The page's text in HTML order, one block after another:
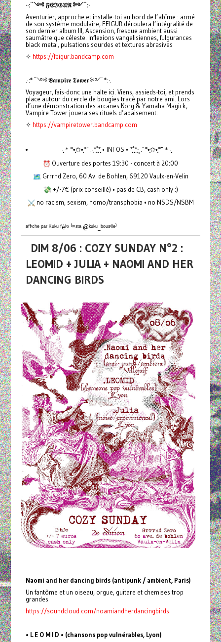
··:¨༺ 𝔉𝔈ℑ𝔊𝔘ℜ ༻¨:·
Aventurier, approche et installe-toi au bord de l’abîme : armé
de son système modulaire, FEIGUR déroulera l’intégralité de
son dernier album III, Ascension, fresque ambient aussi
saumâtre que céleste. Inflexions vangelisiennes, fulgurances
black metal, pulsations sourdes et textures abrasives
✧ https://feigur.bandcamp.com
.·:*¨༺ 𝖁𝖆𝖒𝖕𝖎𝖗𝖊 𝕿𝖔𝖜𝖊𝖗 ༻¨*:·.
Voyageur, fais-donc une halte ici. Viens, assieds-toi, et prends
place autour du cercle de bougies tracé par notre ami. Lors
d’une démonstration des arcanes Korg & Yamaha Magick,
Vampire Tower jouera ses rituels d’apaisement.
✧ https://vampiretower.bandcamp.com
·̩̩̥͙＊*•̩̩͙✩•̩̩͙*˚ .·͙*̩̩͙˚̩̥̩̥*̩̩̥͙ • INFOS • *̩̩̥͙˚̩̥̩̥*̩̩͙‧͙ .˚*•̩̩͙✩•̩̩͙*˚＊·̩̩̥͙
Ouverture des portes 19:30 - concert à 20:00
Grrrnd Zero, 60 Av. de Bohlen, 69120 Vaulx-en-Velin
+/-7€ (prix conseillé) • pas de CB, cash only :)
no racism, sexism, homo/transphobia • no NSDS/NSBM
ᵃᶠᶠⁱᶜʰᵉ ᵖᵃʳ ᴷᵘᵏᵘ ᶠéˡⁱˣ ⁽ⁱⁿˢᵗᵃ @ᵏᵘᵏᵘ_ᵇᵒᵘˢⁱˡˡᵉ⁾
DIM 8/06 : COZY SUNDAY N°2 :
LEOMID + JULIA + NAOMI AND HER
DANCING BIRDS
Naomi and her dancing birds (antipunk / ambient, Paris)
Un fantôme et un oiseau, orgue, guitare et chemises trop
grandes
https://soundcloud.com/noamiandherdancingbirds
• L E O M I D • (chansons pop vulnérables, Lyon)